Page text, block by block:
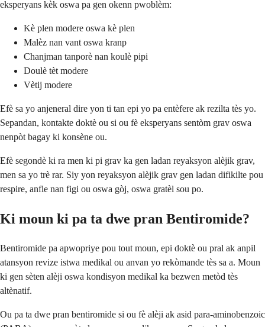
eksperyans kèk oswa pa gen okenn pwoblèm:
Kè plen modere oswa kè plen
Malèz nan vant oswa kranp
Chanjman tanporè nan koulè pipi
Doulè tèt modere
Vètij modere
Efè sa yo anjeneral dire yon ti tan epi yo pa entèfere ak rezilta tès yo.
Sepandan, kontakte doktè ou si ou fè eksperyans sentòm grav oswa
nenpòt bagay ki konsène ou.
Efè segondè ki ra men ki pi grav ka gen ladan reyaksyon alèjik grav,
men sa yo trè rar. Siy yon reyaksyon alèjik grav gen ladan difikilte pou
respire, anfle nan figi ou oswa gòj, oswa gratèl sou po.
Ki moun ki pa ta dwe pran Bentiromide?
Bentiromide pa apwopriye pou tout moun, epi doktè ou pral ak anpil
atansyon revize istwa medikal ou anvan yo rekòmande tès sa a. Moun
ki gen sèten alèji oswa kondisyon medikal ka bezwen metòd tès
altènatif.
Ou pa ta dwe pran bentiromide si ou fè alèji ak asid para-aminobenzoic